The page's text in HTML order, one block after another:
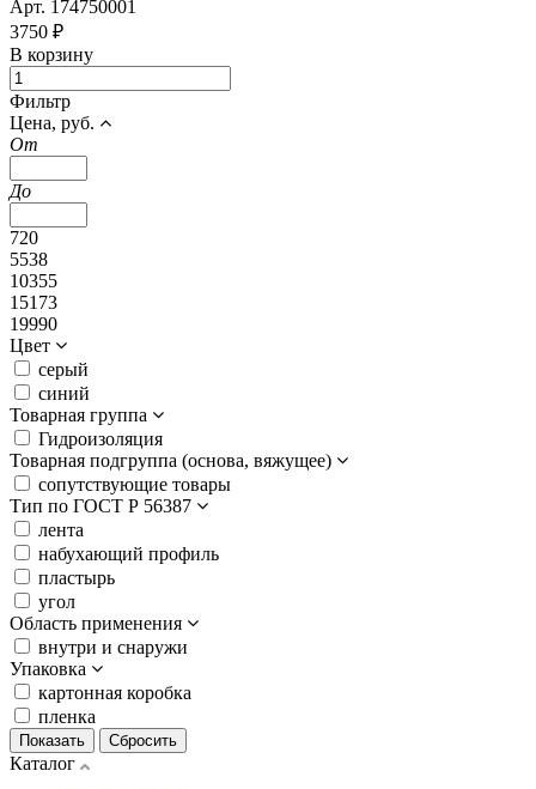
Арт. 174750001
3750 ₽
В корзину
Фильтр
Цена, руб.
От
До
720
5538
10355
15173
19990
Цвет
серый
синий
Товарная группа
Гидроизоляция
Товарная подгруппа (основа, вяжущее)
сопутствующие товары
Тип по ГОСТ Р 56387
лента
набухающий профиль
пластырь
угол
Область применения
внутри и снаружи
Упаковка
картонная коробка
пленка
Каталог